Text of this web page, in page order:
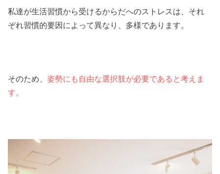
私達が生活習慣から受けるからだへのストレスは、それ
ぞれ習慣的要因によって異なり、多様であります。
そのため、姿勢にも自由な選択肢が必要であると考えま
す。